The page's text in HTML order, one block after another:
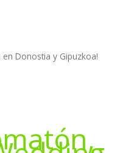
Donostia y Gipuzkoa!